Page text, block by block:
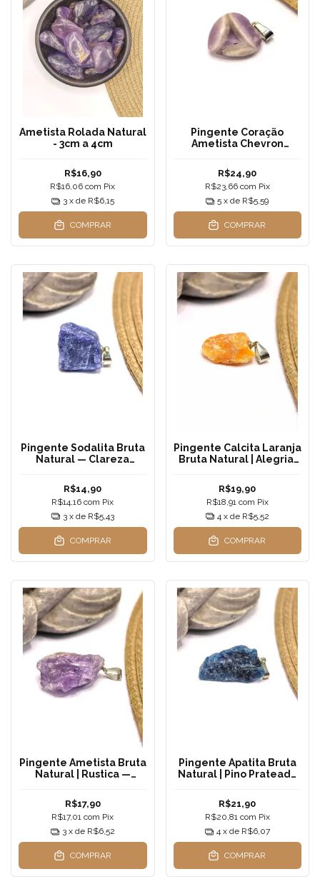
Ametista Rolada Natural
- 3cm a 4cm
R$16,90
R$16,06com Pix
3 x de R$6,15
COMPRAR
Pingente Coração
Ametista Chevron
Transmutação Profunda
e Cura Espiritual
R$24,90
R$23,66 com Pix
5 x de R$5,59
COMPRAR
Pingente Sodalita Bruta
Natural — Clareza
Verdade Interior
R$14,90
R$14,16com Pix
3 x de R$5,43
COMPRAR
Pingente Calcita Laranja
Bruta Natural | Alegria,
Criatividade
R$19,90
R$18,91 com Pix
4 x de R$5,52
COMPRAR
Pingente Ametista Bruta
Natural | Rustica —
e Despertar Espiritual
R$17,90
R$17,01com Pix
3 x de R$6,52
COMPRAR
Pingente Apatita Bruta
Natural | Pino Prateado
e Expansão Espiritual
R$21,90
R$20,81 com Pix
4 x de R$6,07
COMPRAR